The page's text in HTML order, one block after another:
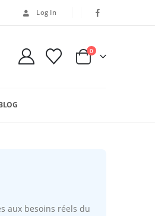
Log In
0
aux besoins réels du